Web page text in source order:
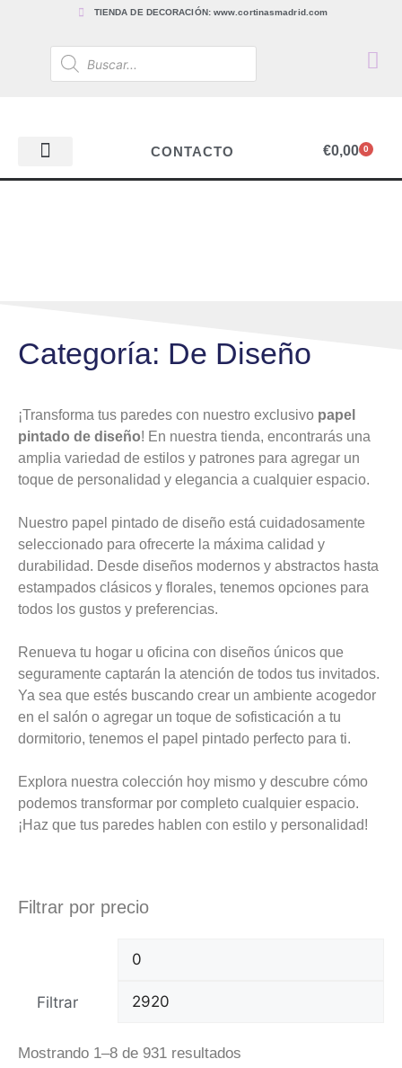
TIENDA DE DECORACIÓN: www.cortinasmadrid.com
CONTACTO €0,00 0
Categoría: De Diseño
¡Transforma tus paredes con nuestro exclusivo papel
pintado de diseño! En nuestra tienda, encontrarás una
amplia variedad de estilos y patrones para agregar un
toque de personalidad y elegancia a cualquier espacio.
Nuestro papel pintado de diseño está cuidadosamente
seleccionado para ofrecerte la máxima calidad y
durabilidad. Desde diseños modernos y abstractos hasta
estampados clásicos y florales, tenemos opciones para
todos los gustos y preferencias.
Renueva tu hogar u oficina con diseños únicos que
seguramente captarán la atención de todos tus invitados.
Ya sea que estés buscando crear un ambiente acogedor
en el salón o agregar un toque de sofisticación a tu
dormitorio, tenemos el papel pintado perfecto para ti.
Explora nuestra colección hoy mismo y descubre cómo
podemos transformar por completo cualquier espacio.
¡Haz que tus paredes hablen con estilo y personalidad!
Filtrar por precio
Filtrar
Mostrando 1–8 de 931 resultados